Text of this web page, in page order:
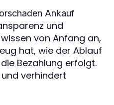
Ankauf
und
von Anfang an,
hat, wie der Ablauf
Bezahlung erfolgt.
verhindert